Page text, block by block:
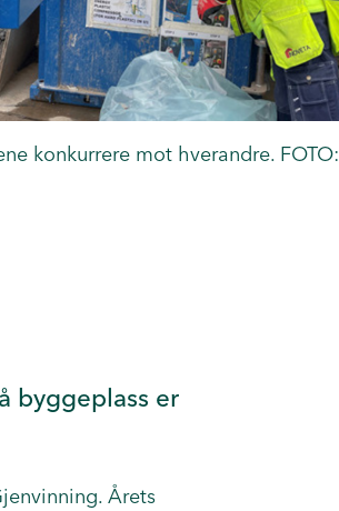
konkurrere mot hverandre. FOTO:
byggeplass er
Årets